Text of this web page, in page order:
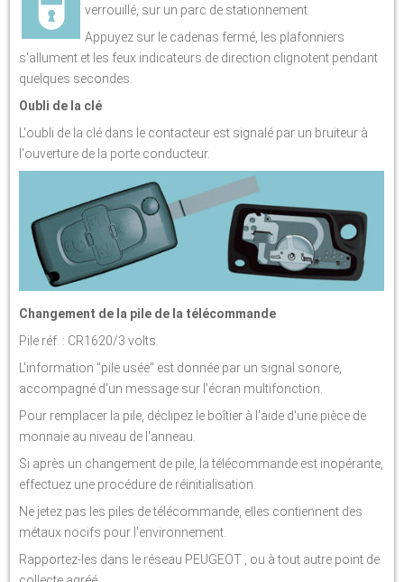
verrouillé, sur un parc de stationnement.
Appuyez sur le cadenas fermé, les plafonniers
s'allument et les feux indicateurs de direction clignotent pendant
quelques secondes.
Oubli de la clé
L'oubli de la clé dans le contacteur est signalé par un bruiteur à
l'ouverture de la porte conducteur.
Changement de la pile de la télécommande
Pile réf. : CR1620/3 volts.
L'information "pile usée" est donnée par un signal sonore,
accompagné d'un message sur l'écran multifonction.
Pour remplacer la pile, déclipez le boîtier à l'aide d'une pièce de
monnaie au niveau de l'anneau.
Si après un changement de pile, la télécommande est inopérante,
effectuez une procédure de réinitialisation.
Ne jetez pas les piles de télécommande, elles contiennent des
métaux nocifs pour l'environnement.
Rapportez-les dans le réseau PEUGEOT , ou à tout autre point de